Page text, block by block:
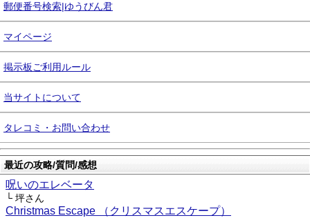
郵便番号検索|ゆうびん君
マイページ
掲示板ご利用ルール
当サイトについて
タレコミ・お問い合わせ
最近の攻略/質問/感想
呪いのエレベータ
└ 坪さん
Christmas Escape （クリスマスエスケープ）